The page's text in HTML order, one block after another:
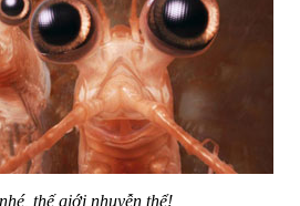
thế giới nhuyễn thể!